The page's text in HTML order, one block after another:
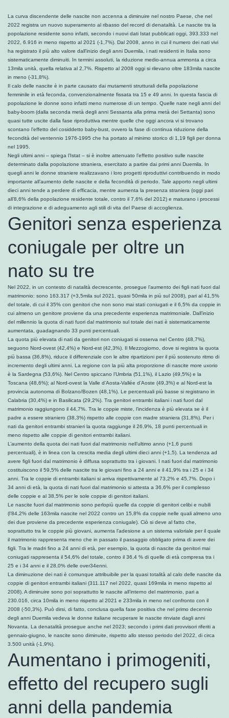
La curva discendente delle nascite non accenna a diminuire nel nostro Paese, che nel
2022 registra un nuovo superamento al ribasso del record di denatalità. Le nascite tra la
popolazione residente sono infatti, secondo i nuovi dati Istat pubblicati oggi, 393.333 nel
2022, 6.916 in meno rispetto al 2021 (-1,7%). Dal 2008, anno in cui il numero dei nati vivi
ha registrato il più alto valore dall’inizio degli anni Duemila, i nati residenti in Italia sono
sistematicamente diminuiti. In termini assoluti, la riduzione medio-annua ammonta a circa
13mila unità, quella relativa al 2,7%. Rispetto al 2008 oggi si rilevano oltre 183mila nascite
in meno (-31,8%).
Il calo delle nascite è in parte causato dai mutamenti strutturali della popolazione
femminile in età feconda, convenzionalmente fissata tra 15 e 49 anni. In questa fascia di
popolazione le donne sono infatti meno numerose di un tempo. Quelle nate negli anni del
baby-boom (dalla seconda metà degli anni Sessanta alla prima metà dei Settanta) sono
quasi tutte uscite dalla fase riproduttiva mentre quelle che oggi ancora vi si trovano
scontano l’effetto del cosiddetto baby-bust, ovvero la fase di continua riduzione della
fecondità del ventennio 1976-1995 che ha portato al minimo storico di 1,19 figli per donna
nel 1995.
Negli ultimi anni – spiega l’Istat – si è inoltre attenuato l’effetto positivo sulle nascite
determinato dalla popolazione straniera, esercitato a partire dai primi anni Duemila. In
quegli anni le donne straniere realizzavano i loro progetti riproduttivi contribuendo in modo
importante all’aumento delle nascite e della fecondità di periodo. Tale apporto negli ultimi
dieci anni tende a perdere di efficacia, mentre aumenta la presenza straniera (oggi pari
all’8,6% della popolazione residente totale, contro il 7,6% del 2012) e maturano i processi
di integrazione e di adeguamento agli stili di vita del Paese di accoglienza.
Genitori senza esperienza
coniugale per oltre un
nato su tre
Nel 2022, in un contesto di natalità decrescente, prosegue l’aumento dei figli nati fuori dal
matrimonio: sono 163.317 (+3,5mila sul 2021, quasi 50mila in più sul 2008), pari al 41,5%
del totale, di cui il 35% con genitori che non sono mai stati coniugati e il 6,5% da coppie in
cui almeno un genitore proviene da una precedente esperienza matrimoniale. Dall’inizio
del millennio la quota di nati fuori dal matrimonio sul totale dei nati è sistematicamente
aumentata, guadagnando 33 punti percentuali.
La quota più elevata di nati da genitori non coniugati si osserva nel Centro (48,7%),
seguono Nord-ovest (42,4%) e Nord-est (42,3%). Il Mezzogiorno, dove si registra la quota
più bassa (36,8%), riduce il differenziale con le altre ripartizioni per il più sostenuto ritmo di
incremento degli ultimi anni. La regione con la più alta proporzione di nascite more uxorio
è la Sardegna (53,6%). Nel Centro spiccano l’Umbria (51,1%), il Lazio (49,5%) e la
Toscana (48,6%); al Nord-ovest la Valle d’Aosta-Vallée d’Aoste (49,3%) e al Nord-est la
provincia autonoma di Bolzano/Bozen (48,1%). Le percentuali più basse si registrano in
Calabria (30,4%) e in Basilicata (29,2%). Tra genitori entrambi italiani i nati fuori dal
matrimonio raggiungono il 44,7%. Tra le coppie miste, l’incidenza è più elevata se è il
padre a essere straniero (38,3%) rispetto alle coppie con madre straniera (31,8%). Per i
nati da genitori entrambi stranieri la quota raggiunge il 26,9%, 18 punti percentuali in
meno rispetto alle coppie di genitori entrambi italiani.
L’aumento della quota dei nati fuori dal matrimonio nell’ultimo anno (+1,6 punti
percentuali), è in linea con la crescita media degli ultimi dieci anni (+1,5). La tendenza ad
avere figli fuori dal matrimonio è diffusa soprattutto tra i giovani. I nati fuori dal matrimonio
costituiscono il 59,5% delle nascite tra le giovani fino a 24 anni e il 41,9% tra i 25 e i 34
anni. Tra le coppie di entrambi italiani si arriva rispettivamente al 73,2% e 45,7%. Dopo i
34 anni di età, la quota di nati fuori dal matrimonio si attesta a 36,6% per il complesso
delle coppie e al 38,5% per le sole coppie di genitori italiani.
Le nascite fuori dal matrimonio sono perlopiù quelle da coppie di genitori celibi e nubili
(l’84,2% delle 163mila nascite nel 2022 contro un 15,8% da coppie nelle quali almeno uno
dei due proviene da precedente esperienza coniugale). Ciò si deve al fatto che,
soprattutto tra le coppie più giovani, aumenta l’adesione a un sistema valoriale per il quale
il matrimonio rappresenta meno che in passato il passaggio obbligato prima di avere dei
figli. Tra le madri fino a 24 anni di età, per esempio, la quota di nascite da genitori mai
coniugati rappresenta il 54,6% del totale, contro il 36,4 % di quelle di età compresa tra i
25 e i 34 anni e il 28,0% delle over34enni.
La diminuzione dei nati è comunque attribuibile per la quasi totalità al calo delle nascite da
coppie di genitori entrambi italiani (311.117 nel 2022, quasi 169mila in meno rispetto al
2008). A diminuire sono poi soprattutto le nascite all’interno del matrimonio, pari a
230.016, circa 10mila in meno rispetto al 2021 e 233mila in meno nel confronto con il
2008 (-50,3%). Può dirsi, di fatto, conclusa quella fase positiva che nel primo decennio
degli anni Duemila vedeva le donne italiane recuperare le nascite rinviate dagli anni
Novanta. La denatalità prosegue anche nel 2023; secondo i primi dati provvisori riferiti a
gennaio-giugno, le nascite sono diminuite, rispetto allo stesso periodo del 2022, di circa
3.500 unità (-1,9%).
Aumentano i primogeniti,
effetto del recupero sugli
anni della pandemia